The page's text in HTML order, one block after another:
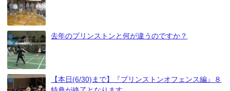
去年のプリンストンと何が違うのですか？
【本日(6/30)まで】『プリンストンオフェンス編』８